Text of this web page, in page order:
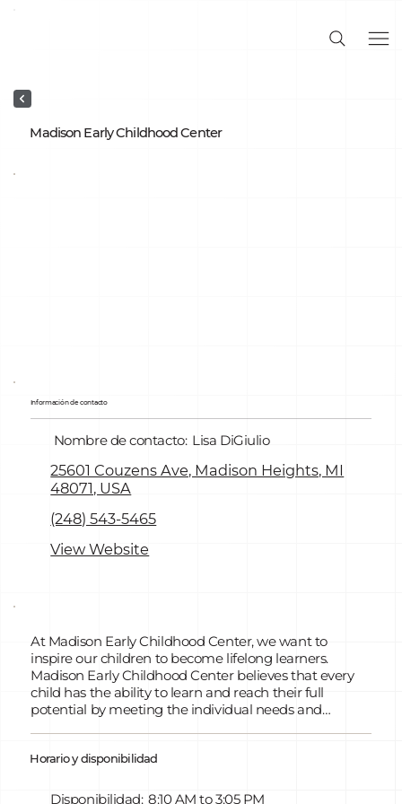
At Madison Early Childhood Center, we want to
inspire our children to become lifelong learners.
Madison Early Childhood Center believes that every
child has the ability to learn and reach their full
potential by meeting the individual needs and
invite family participation in our program, through
involvement in our data meetings, providing input
Horario y disponibilidad
Disponibilidad: 8:10 AM to 3:05 PM
Información de contacto
Nombre de contacto: Lisa DiGiulio
25601 Couzens Ave, Madison Heights, MI
48071, USA
(248) 543-5465
View Website
Madison Early Childhood Center